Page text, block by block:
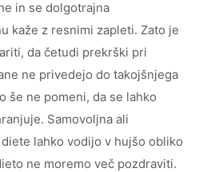
in se dolgotrajna
kaže z resnimi zapleti. Zato je
da četudi prekrški pri
ne privedejo do takojšnjega
še ne pomeni, da se lahko
Samovoljna ali
lahko vodijo v hujšo obliko
ne moremo več pozdraviti.